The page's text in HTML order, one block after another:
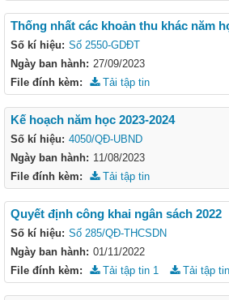
Số kí hiệu: Số 2550-GDĐT
Ngày ban hành: 27/09/2023
Thống nhất các khoản thu khác năm
File đính kèm: Tải tập tin
Số kí hiệu: 4050/QĐ-UBND
Ngày ban hành: 11/08/2023
Kế hoạch năm học 2023-2024
File đính kèm: Tải tập tin
Số kí hiệu: Số 285/QĐ-THCSDN
Ngày ban hành: 01/11/2022
Quyết định công khai ngân sách 2022
File đính kèm: Tải tập tin 1 Tải tập